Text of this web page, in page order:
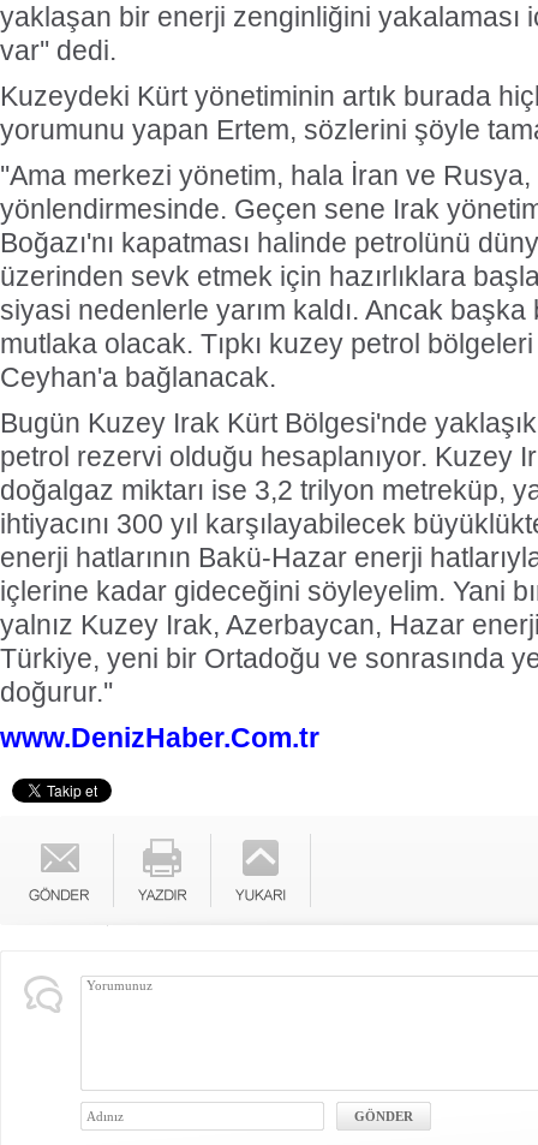
yaklaşan bir enerji zenginliğini yakalaması
var'' dedi.
Kuzeydeki Kürt yönetiminin artık burada
yorumunu yapan Ertem, sözlerini şöyle
''Ama merkezi yönetim, hala İran ve
yönlendirmesinde. Geçen sene Irak
Boğazı'nı kapatması halinde petrolünü
üzerinden sevk etmek için hazırlıklara
siyasi nedenlerle yarım kaldı. Ancak
mutlaka olacak. Tıpkı kuzey petrol
Ceyhan'a bağlanacak.
Bugün Kuzey Irak Kürt Bölgesi'nde
petrol rezervi olduğu hesaplanıyor. Kuzey
doğalgaz miktarı ise 3,2 trilyon metreküp,
ihtiyacını 300 yıl karşılayabilecek
enerji hatlarının Bakü-Hazar enerji
içlerine kadar gideceğini söyleyelim. Yani
yalnız Kuzey Irak, Azerbaycan, Hazar
Türkiye, yeni bir Ortadoğu ve sonrasında
doğurur.''
www.DenizHaber.Com.tr